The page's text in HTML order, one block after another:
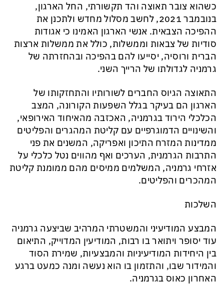
כשהוא צובר תאוצה והד תקשורתי, החל הארגון,
בנובמבר 2021
, לחשב מסלול מחדש ולתכנן את
ההפיכה הצבאית. אנשי הארגון האמינו כי אגודות
סודיות של צבאות וממשלות, כולל את ממשלות ארצות
הברית ורוסיה, יסייעו להם בהפיכה ובהחזרתה של
גרמניה לגדולתו של הרייך השני.
התאוצה הגיוס החברים לשורותיו והתחזקותו של
הארגון הם בעיקר בגלל השפעות הקורונה, המצב
הכלכלי הירוד בגרמניה, האכזבה מהאיחוד האירופאי,
והשינויים הדמוגרפיים עם קליטת המהגרים והפליטים
ממדינות המזרח התיכון ואפריקה, המשנים את פני
התרבות הגרמנית, הערכים ואף מהווים נטל כלכלי על
אזרחי גרמניה, המשלמים ממיסים מהם ממומנת קליטת
המהכרים והפליטים.
השלכות
המבצע המודיעיני והמשטרתי המרהיב שביצעה גרמניה
עוד יסופר ויתואר בו רבות, המודיעין המדוייק, התיאום
בין היחידות המודיעיניות והמבצעיות, שמירת הסוד
והמידור שבו, והתזמון בו הוא נעשה ומנה כמעט ברגע
האחרון כאוס בגרמניה.